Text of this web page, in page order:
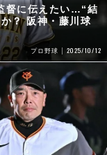
督に伝えたい…“結
？ 阪神・藤川球
プロ野球 2025/10/12